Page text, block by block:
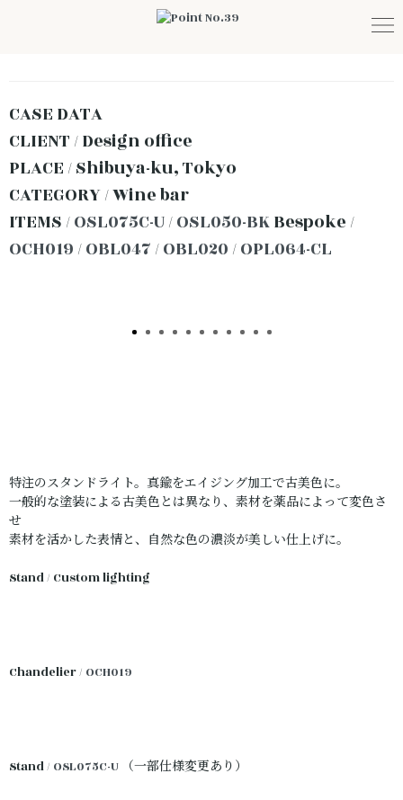
CASE DATA
CLIENT / Design office
PLACE / Shibuya-ku, Tokyo
CATEGORY / Wine bar
ITEMS /OSL075C-U/OSL050-BKBespoke /
OCH019 /OBL047 /OBL020 /OPL064-CL
特注のスタンドライト。真鍮をエイジング加工で古美色に。
一般的な塗装による古美色とは異なり、素材を薬品によって変色さ
せ
素材を活かした表情と、自然な色の濃淡が美しい仕上げに。
Stand / Custom lighting
Chandelier / OCH019
Stand / OSL075C-U （一部仕様変更あり）